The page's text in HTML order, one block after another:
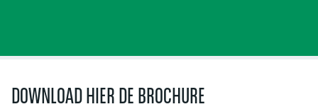
DOWNLOAD HIER DE BROCHURE